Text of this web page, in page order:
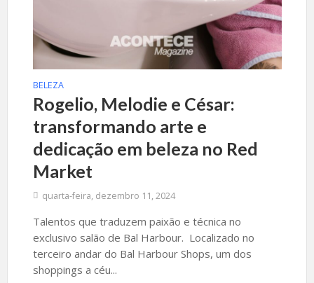
BELEZA
Rogelio, Melodie e César:
transformando arte e
dedicação em beleza no Red
Market
quarta-feira, dezembro 11, 2024
Talentos que traduzem paixão e técnica no
exclusivo salão de Bal Harbour. Localizado no
terceiro andar do Bal Harbour Shops, um dos
shoppings a céu...